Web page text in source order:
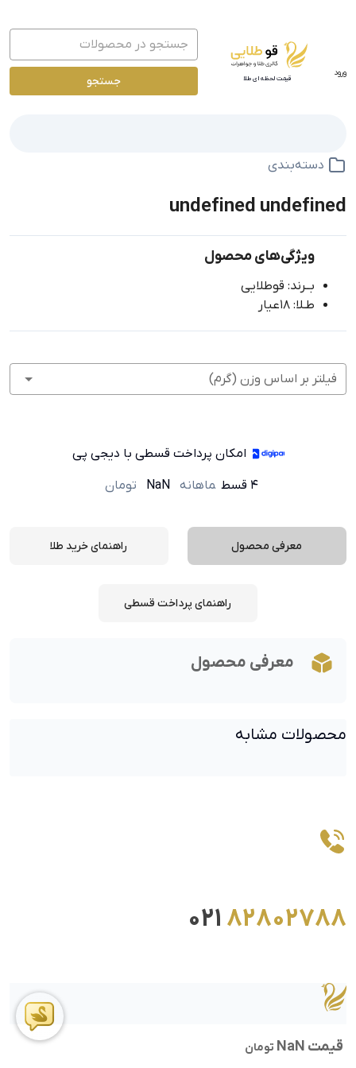
ورود
قیمت لحظه ای طلا جستجو
دسته‌بندی
undefined undefined
ویژگی‌های محصول
بــرند: قوطلایی
طـلا: 18عیار
فیلتر بر اساس وزن (گرم)
امکان پرداخت قسطی با دیجی پی
۴ قسط
ماهانه NaN تومان
قیمت NaN تومان
معرفی محصول راهنمای خرید طلا
راهنمای پرداخت قسطی
معرفی محصول
محصولات مشابه
82802788
021